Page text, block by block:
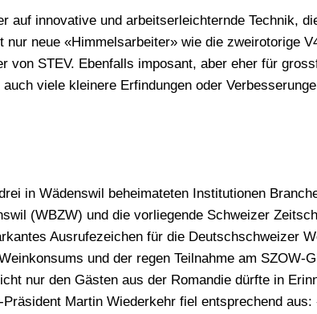
innovative und arbeitserleichternde Technik,
neue «Himmelsarbeiter» wie die zweirotorige
von STEV. Ebenfalls imposant, aber eher für
viele kleinere Erfindungen oder
in Wädenswil beheimateten Institutionen
(WBZW) und die vorliegende Schweizer
Ausrufezeichen für die Deutschschweizer
und der regen Teilnahme am SZOW-
nur den Gästen aus der Romandie dürfte in
Martin Wiederkehr fiel entsprechend